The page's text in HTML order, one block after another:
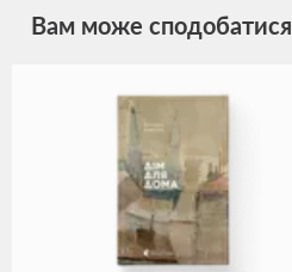
Вам може сподобатися